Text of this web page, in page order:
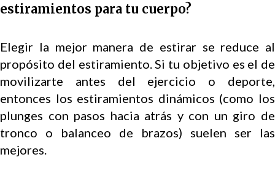
estiramientos para tu cuerpo?
Elegir la mejor manera de estirar se reduce al
propósito del estiramiento. Si tu objetivo es el de
movilizarte antes del ejercicio o deporte,
entonces los estiramientos dinámicos (como los
plunges con pasos hacia atrás y con un giro de
tronco o balanceo de brazos) suelen ser las
mejores.